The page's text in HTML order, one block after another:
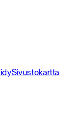
Sivustokartta